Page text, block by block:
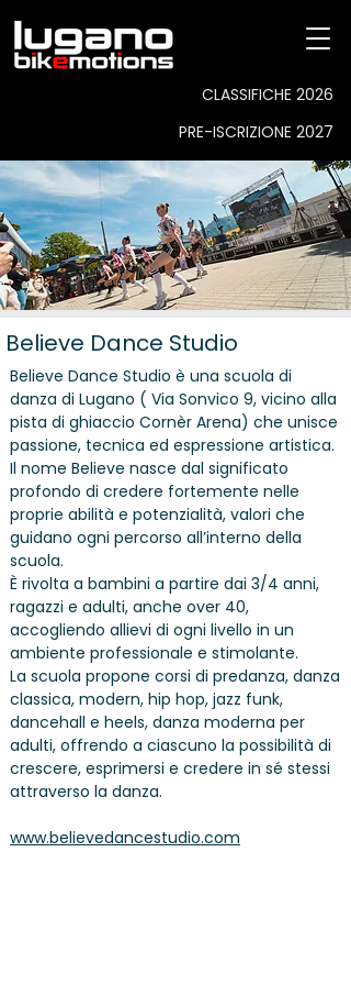
CLASSIFICHE 2026
PRE-ISCRIZIONE 2027
Believe Dance Studio
Believe Dance Studio è una scuola di
danza di Lugano ( Via Sonvico 9, vicino alla
pista di ghiaccio Cornèr Arena) che unisce
passione, tecnica ed espressione artistica.
Il nome Believe nasce dal significato
profondo di credere fortemente nelle
proprie abilità e potenzialità, valori che
guidano ogni percorso all’interno della
scuola.
È rivolta a bambini a partire dai 3/4 anni,
ragazzi e adulti, anche over 40,
accogliendo allievi di ogni livello in un
ambiente professionale e stimolante.
La scuola propone corsi di predanza, danza
classica, modern, hip hop, jazz funk,
dancehall e heels, danza moderna per
adulti, offrendo a ciascuno la possibilità di
crescere, esprimersi e credere in sé stessi
attraverso la danza.
www.believedancestudio.com